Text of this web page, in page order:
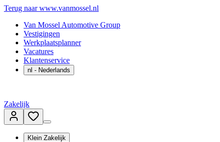
Terug naar www.vanmossel.nl
Van Mossel Automotive Group
Vestigingen
Werkplaatsplanner
Vacatures
Klantenservice
nl - Nederlands
Zakelijk
Klein Zakelijk